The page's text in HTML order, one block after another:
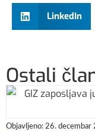
LinkedIn
Ostali
Objavljeno: 26. decembar